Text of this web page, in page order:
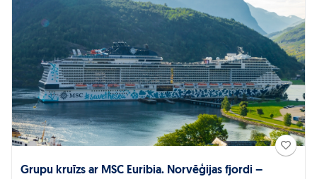
Grupu kruīzs ar MSC Euribia. Norvēģijas fjordi –